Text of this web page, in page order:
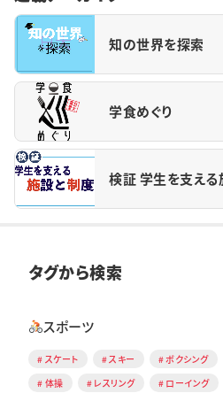
知の世界を探索
学食めぐり
検証 学生を支え
タグから検索
スポーツ
スケート スキー ボクシング
体操
レスリング ローイング